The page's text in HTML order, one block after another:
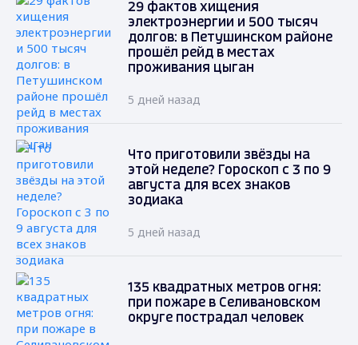
29 фактов хищения
электроэнергии и 500 тысяч
долгов: в Петушинском районе
прошёл рейд в местах
проживания цыган
5 дней назад
Что приготовили звёзды на
этой неделе? Гороскоп с 3 по 9
августа для всех знаков
зодиака
5 дней назад
135 квадратных метров огня:
при пожаре в Селивановском
округе пострадал человек